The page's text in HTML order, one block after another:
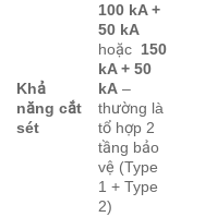
Khả
năng cắt
sét
100 kA +
50 kA
hoặc 150
kA + 50
kA –
thường là
tổ hợp 2
tầng bảo
vệ (Type
1 + Type
2)